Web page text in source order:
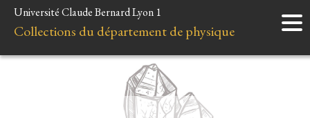
Accueil
Instruments
Université Claude Bernard Lyon 1
Collections du département de physique